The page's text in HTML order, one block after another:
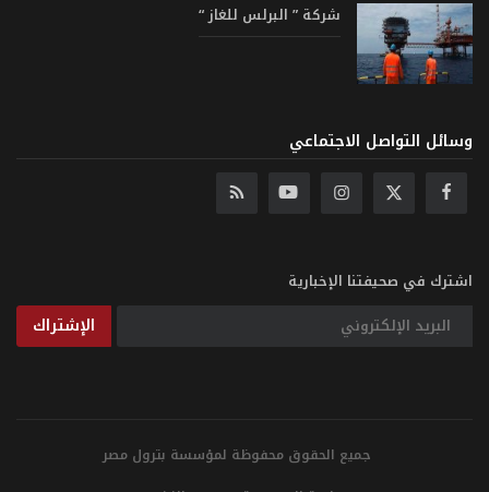
شركة ” البرلس للغاز “
وسائل التواصل الاجتماعي
اشترك في صحيفتنا الإخبارية
الإشتراك
جميع الحقوق محفوظة لمؤسسة بترول مصر